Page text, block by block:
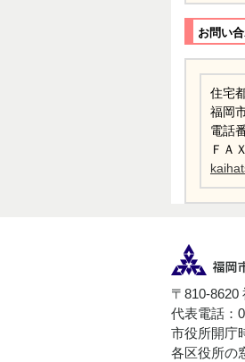
お問い
住宅
福岡
電話
ＦＡ
〒810-8620
代表電話：
市役所開庁
各区役所の